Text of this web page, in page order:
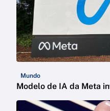
Mundo
Modelo de IA da Meta